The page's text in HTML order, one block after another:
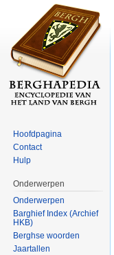
Hoofdpagina
Contact
Hulp
Onderwerpen
Onderwerpen
Barghief Index (Archief
HKB)
Berghse woorden
Jaartallen